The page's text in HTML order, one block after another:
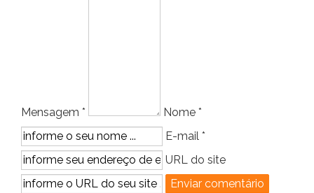
Mensagem *
Nome *
E-mail *
URL do site